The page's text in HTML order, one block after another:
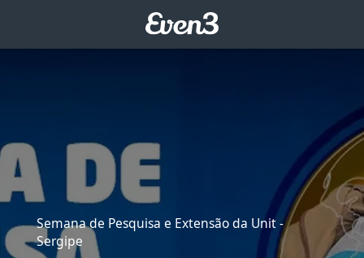
Semana de Pesquisa e Extensão da Unit -
Sergipe